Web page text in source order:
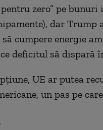
pentru zero” pe
dar Trump
cumpere energie
deficitul să dispară
UE ar putea
un pas pe